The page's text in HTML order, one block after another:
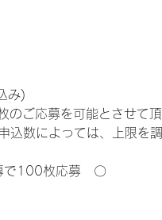
み)
ご応募を可能とさせて
込数によっては、上限を
100枚応募　〇